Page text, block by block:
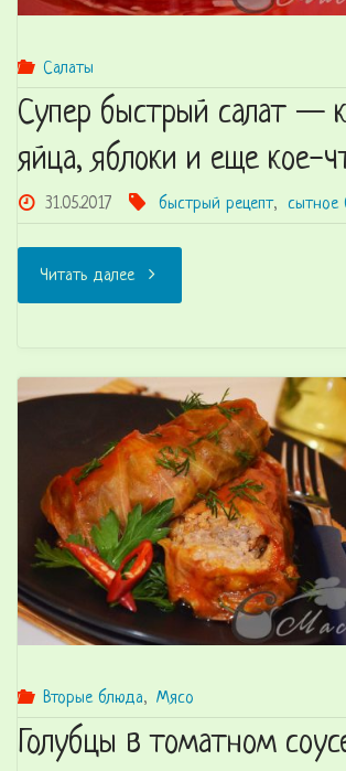
или
нее"
Салаты
Супер быстрый салат —
яйца, яблоки и еще кое-
31.05.2017 быстрый рецепт, сытное
Читать далее"Супер
салат
—
колбаса,
яйца,
яблоки
и
еще
кое-
Вторые блюда, Мясо
Голубцы в томатном